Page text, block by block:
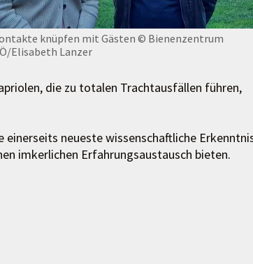
knüpfen mit Gästen © Bienenzentrum
Elisabeth Lanzer
die zu totalen Trachtausfällen führen,
neueste wissenschaftliche
imkerlichen Erfahrungsaustausch bieten.